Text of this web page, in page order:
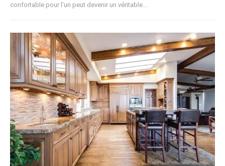
confortable pour l’un peut devenir un véritable...